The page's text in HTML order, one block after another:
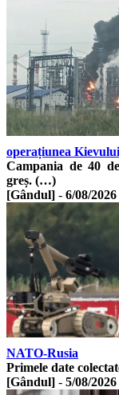
operațiunea Kievului
Campania de 40
greș. (…)
[Gândul] - 6/08/2026
NATO-Rusia
Primele date
[Gândul] - 5/08/2026